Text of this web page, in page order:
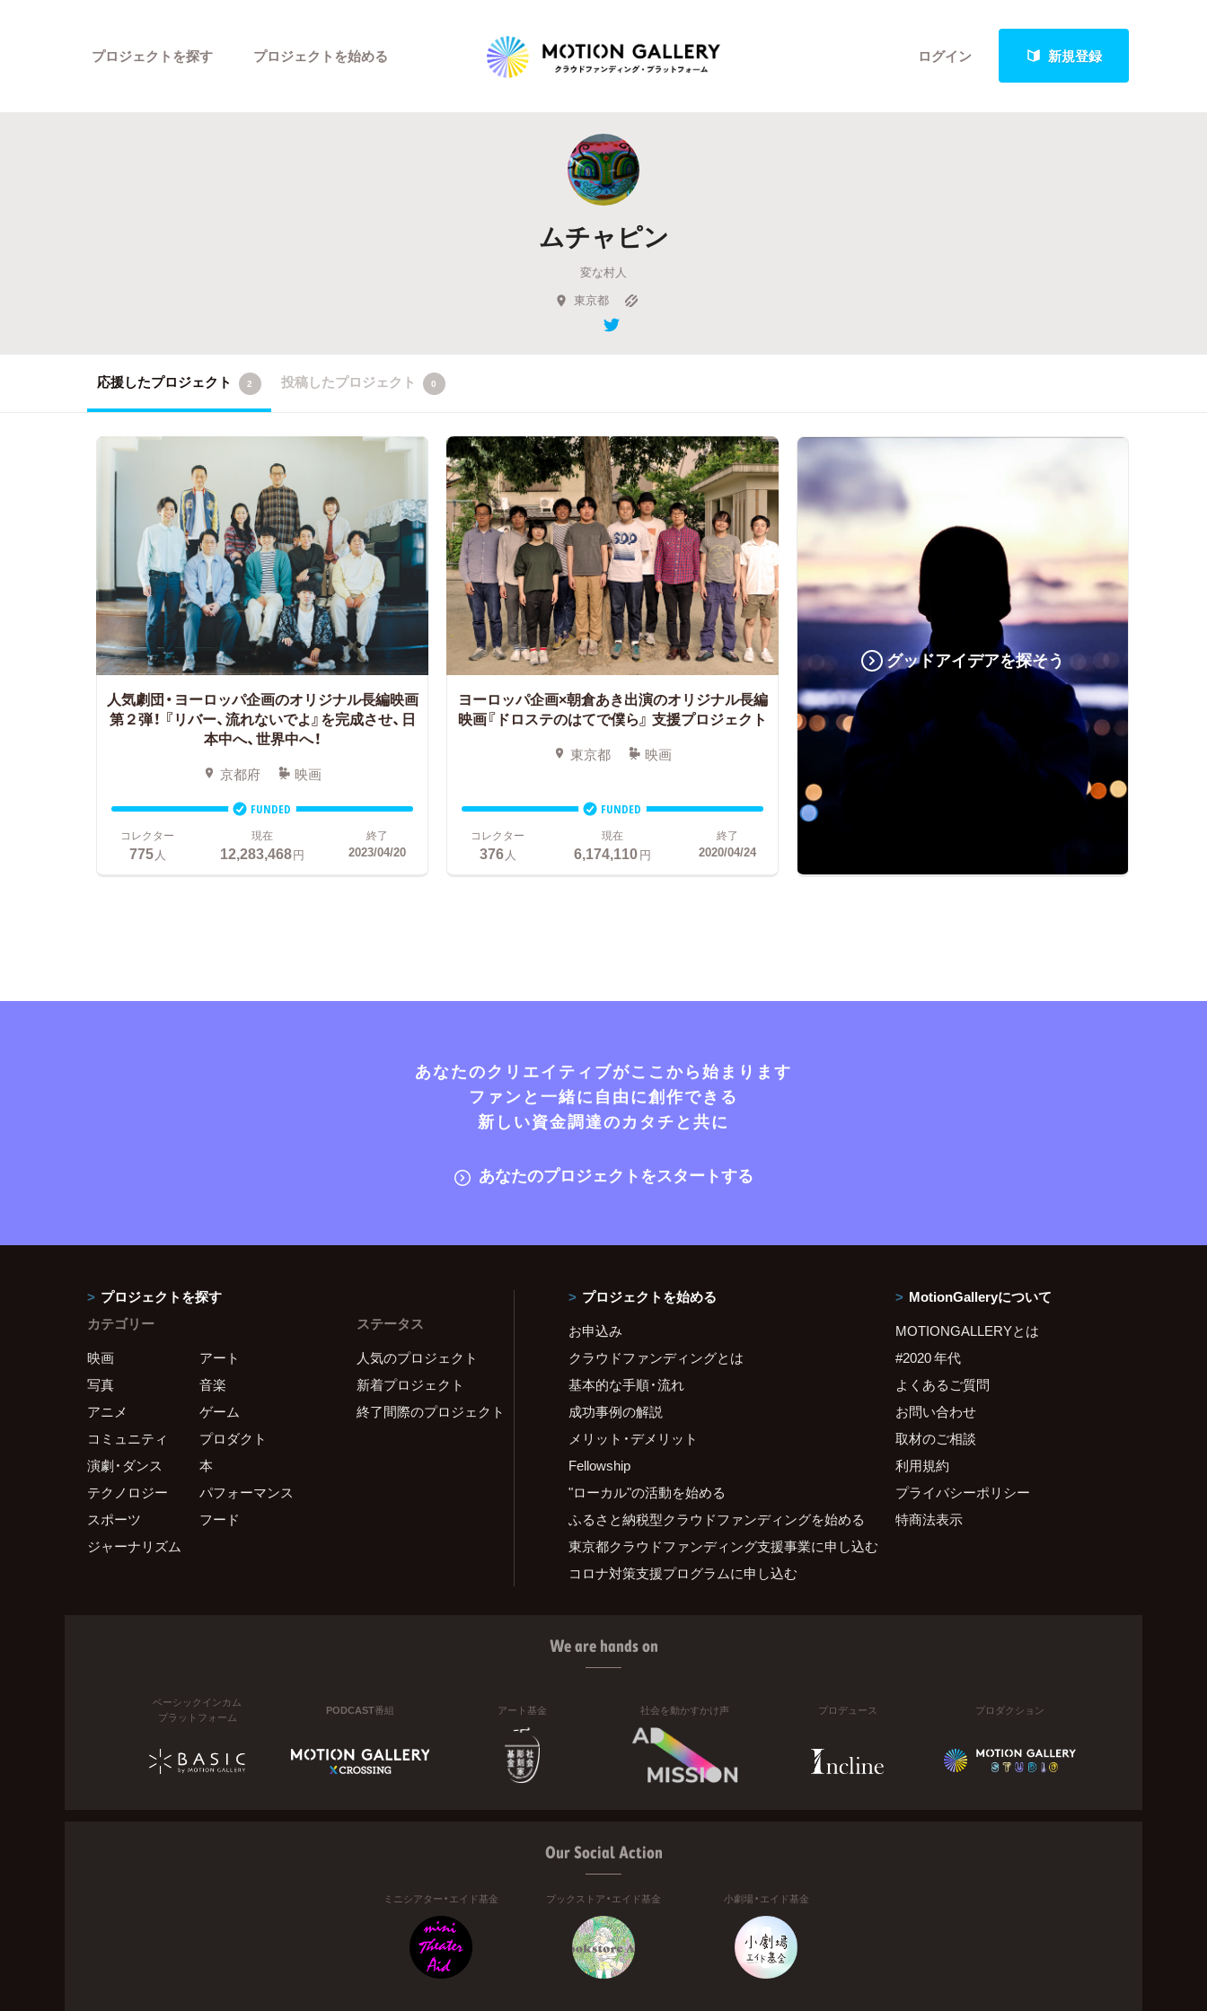
ログイン 新規登録
プロジェクトを探す
Highlight
新着プロジェクト
Feature
キュレーターから探す
Legendary
プロジェクトを始める
ムチャピン
変な村人
東京都
応援したプロジェクト 2 投稿したプロジェクト 0
人気劇団・ヨーロッパ企画のオリジナル長編映画
第２弾！ 『リバー、流れないでよ』を完成させ、日
本中へ、世界中へ！
京都府 映画
FUNDED
コレクター
775人
現在
12,283,468円
終了
2023/04/20
ヨーロッパ企画×朝倉あき出演のオリジナル長編
映画『ドロステのはてで僕ら』 支援プロジェクト
東京都 映画
FUNDED
コレクター
376人
現在
6,174,110円
終了
2020/04/24
グッドアイデアを探そう
あなたのクリエイティブがここから始まります
ファンと一緒に自由に創作できる
新しい資金調達のカタチと共に
あなたのプロジェクトをスタートする
プロジェクトを探す
カテゴリー
映画
アート
写真
音楽
アニメ
ゲーム
コミュニティ
プロダクト
演劇・ダンス
本
テクノロジー
パフォーマンス
スポーツ
フード
ジャーナリズム
ステータス
人気のプロジェクト
新着プロジェクト
終了間際のプロジェクト
プロジェクトを始める
お申込み
クラウドファンディングとは
基本的な手順・流れ
成功事例の解説
メリット・デメリット
Fellowship
"ローカル"の活動を始める
ふるさと納税型クラウドファンディングを始める
東京都クラウドファンディング支援事業に申し込む
コロナ対策支援プログラムに申し込む
MotionGalleryについて
MOTIONGALLERYとは
#2020 年代
よくあるご質問
お問い合わせ
取材のご相談
利用規約
プライバシーポリシー
特商法表示
We are hands on
ベーシックインカム
プラットフォーム
PODCAST番組 アート基金 社会を動かすかけ声 プロデュース プロダクション
Our Social Action
ミニシアター・エイド基金 ブックストア・エイド基金 小劇場・エイド基金